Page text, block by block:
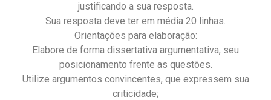
justificando a sua resposta.
Sua resposta deve ter em média 20 linhas.
Orientações para elaboração:
Elabore de forma dissertativa argumentativa, seu
posicionamento frente as questões.
Utilize argumentos convincentes, que expressem sua
criticidade;